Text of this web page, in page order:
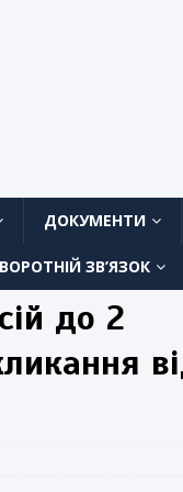
ДОКУМЕНТИ
ЗВ’ЯЗОК
до 2